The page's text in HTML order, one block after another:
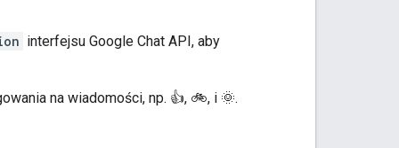
interfejsu Google Chat API, aby
na wiadomości, np. 👍, 🚲, i 🌞.